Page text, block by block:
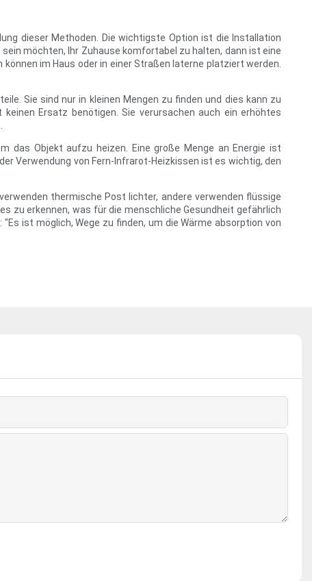
dieser Methoden. Die wichtigste Option ist die Installation
möchten, Ihr Zuhause komfortabel zu halten, dann ist eine
im Haus oder in einer Straßen laterne platziert werden.
Sie sind nur in kleinen Mengen zu finden und dies kann zu
Ersatz benötigen. Sie verursachen auch ein erhöhtes
das Objekt aufzu heizen. Eine große Menge an Energie ist
Verwendung von Fern-Infrarot-Heizkissen ist es wichtig, den
thermische Post lichter, andere verwenden flüssige
zu erkennen, was für die menschliche Gesundheit gefährlich
ist möglich, Wege zu finden, um die Wärme absorption von